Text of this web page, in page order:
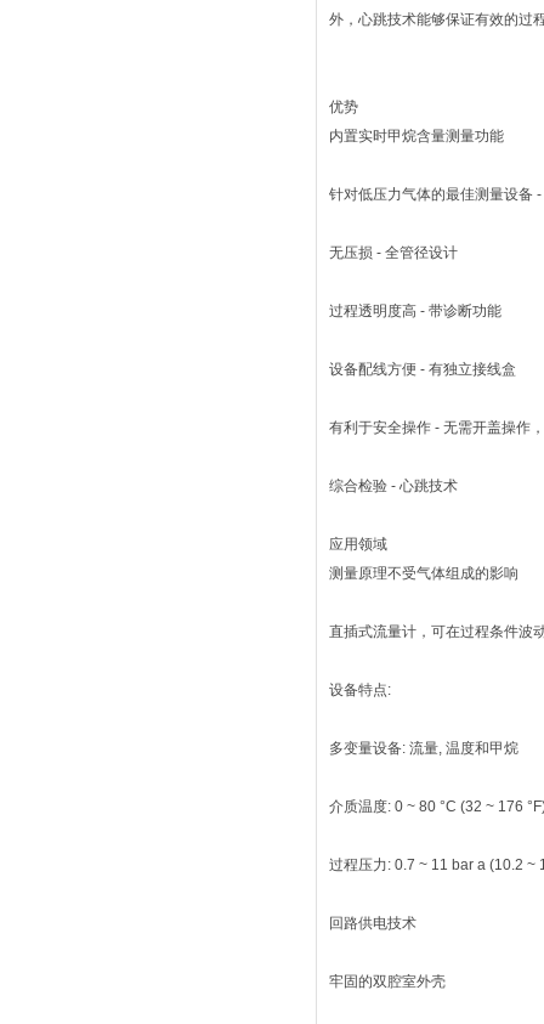
外，心跳技术能够保证有效的过
优势
内置实时甲烷含量测量功能
针对低压力气体的最佳测量设备
无压损 - 全管径设计
过程透明度高 - 带诊断功能
设备配线方便 - 有独立接线盒
有利于安全操作 - 无需开盖操作
综合检验 - 心跳技术
应用领域
测量原理不受气体组成的影响
直插式流量计，可在过程条件波
设备特点:
多变量设备: 流量, 温度和甲烷
介质温度: 0 ~ 80 °C (32 ~ 176
过程压力: 0.7 ~ 11 bar a (10.2 ~
回路供电技术
牢固的双腔室外壳